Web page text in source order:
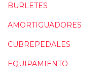
BURLETES
AMORTIGUADORES
CUBREPEDALES
EQUIPAMIENTO